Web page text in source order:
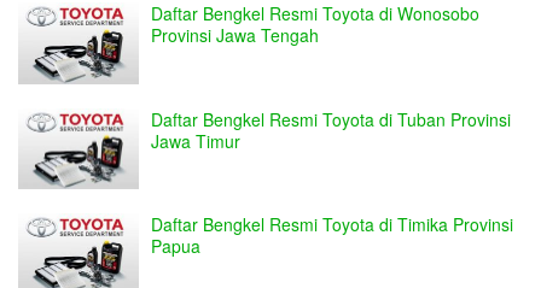
Daftar Bengkel Resmi Toyota di Wonosobo
Provinsi Jawa Tengah
Daftar Bengkel Resmi Toyota di Tuban Provinsi
Jawa Timur
Daftar Bengkel Resmi Toyota di Timika Provinsi
Papua